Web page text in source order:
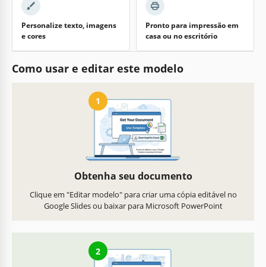
Personalize texto, imagens
e cores
Pronto para impressão em
casa ou no escritório
Como usar e editar este modelo
1
Obtenha seu documento
Clique em "Editar modelo" para criar uma cópia editável no
Google Slides ou baixar para Microsoft PowerPoint
2